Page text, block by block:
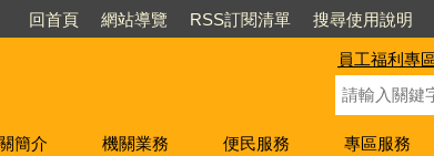
回首頁 網站導覽 RSS訂閱清單 搜尋使用說明
員工福利專
簡介 機關業務 便民服務
專區服務